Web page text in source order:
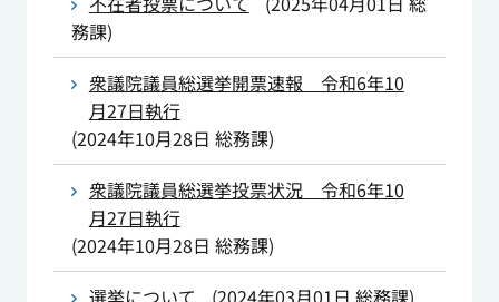
務課)
衆議院議員総選挙開票速報 令和6年10
月27日執行
(2024年10月28日 総務課)
衆議院議員総選挙投票状況 令和6年10
月27日執行
(2024年10月28日 総務課)